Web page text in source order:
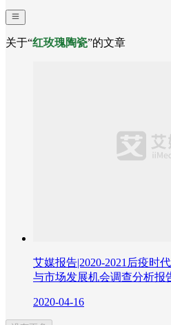
关于“红玫瑰陶瓷”的文章
艾媒报告|2020-2021后疫时
与市场发展机会调查分析报
2020-04-16